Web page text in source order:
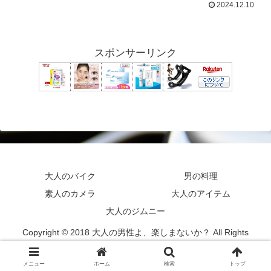
2024.12.10
スポンサーリンク
大人のバイク
男の料理
素人のカメラ
大人のアイテム
大人のジムニー
Copyright © 2018 大人の男性よ、楽しまないか？ All Rights
メニュー ホーム 検索 トップ